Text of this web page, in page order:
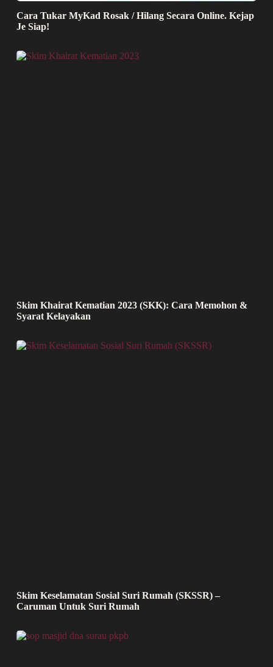
Cara Tukar MyKad Rosak / Hilang Secara Online. Kejap
Je Siap!
Skim Khairat Kematian 2023 (SKK): Cara Memohon &
Syarat Kelayakan
Skim Keselamatan Sosial Suri Rumah (SKSSR) –
Caruman Untuk Suri Rumah